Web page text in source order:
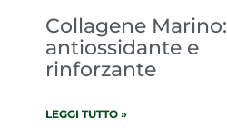
Collagene Marino:
antiossidante e
rinforzante
LEGGI TUTTO »